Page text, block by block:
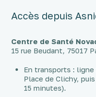
Accès depuis
Centre de Santé
15 rue Beudant, 75017
En transports : ligne
Place de Clichy,
15 minutes).